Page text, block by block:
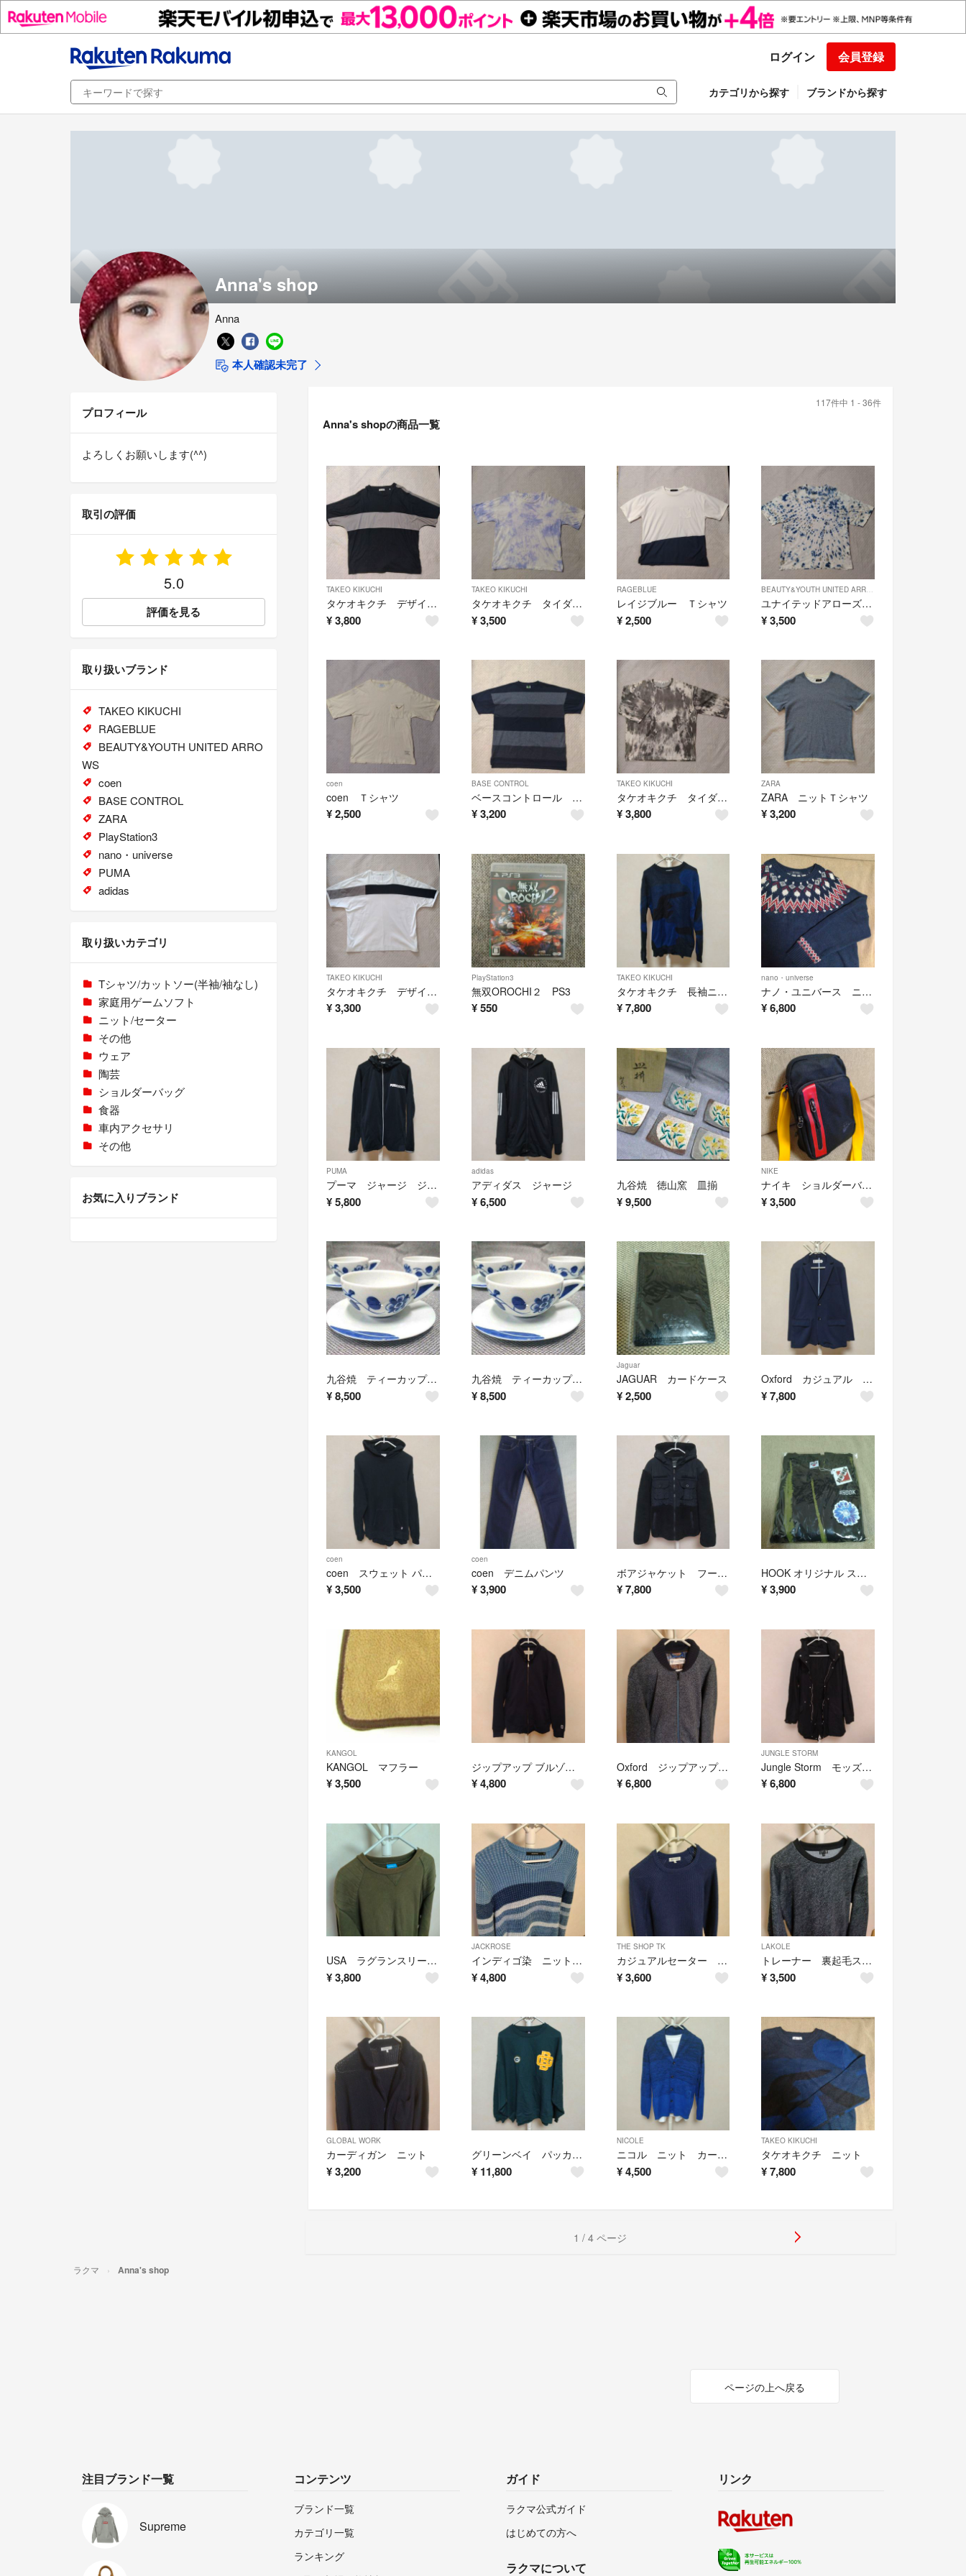
ログイン 会員登録
カテゴリから探す ブランドから探す
Anna's shop
Anna
本人確認未完了
117件中 1 - 36件
Anna's shopの商品一覧
TAKEO KIKUCHI
タケオキクチ デザインＴシャツ
¥3,800
TAKEO KIKUCHI
タケオキクチ タイダイＴシャツ
¥3,500
RAGEBLUE
レイジブルー Ｔシャツ
¥ 2,500
BEAUTY&YOUTH UNITED ARROWS
ユナイテッドアローズ Ｔシャツ
¥3,500
coen
coen Ｔシャツ
¥2,500
BASE CONTROL
ベースコントロール Ｔシャツ
¥3,200
TAKEO KIKUCHI
タケオキクチ タイダイＴシャツ
¥ 3,800
ZARA
ZARA ニットＴシャツ
¥3,200
TAKEO KIKUCHI
タケオキクチ デザインＴシャツ
¥3,300
PlayStation3
無双OROCHI２ PS3
¥550
TAKEO KIKUCHI
タケオキクチ 長袖ニットセーター
¥ 7,800
nano・universe
ナノ・ユニバース ニットセーター
¥6,800
PUMA
プーマ ジャージ ジャケット
¥5,800
adidas
アディダス ジャージ
¥6,500
九谷焼 徳山窯 皿揃
¥ 9,500
NIKE
ナイキ ショルダーバッグ
¥3,500
九谷焼 ティーカップ ソーサー
¥8,500
九谷焼 ティーカップ ソーサー
¥8,500
Jaguar
JAGUAR カードケース
¥ 2,500
Oxford カジュアル ジャケット
¥7,800
coen
coen スウェット パーカー
¥3,500
coen
coen デニムパンツ
¥3,900
ボアジャケット フーディー
¥ 7,800
HOOK オリジナル スウェット
¥3,900
KANGOL
KANGOL マフラー
¥3,500
ジップアップ ブルゾン ジャケット
¥4,800
Oxford ジップアップ ブルゾン ジャケット
¥ 6,800
JUNGLE STORM
Jungle Storm モッズコート
¥6,800
USA ラグランスリーブ トレーナー
¥3,800
JACKROSE
インディゴ染 ニット セーター
¥4,800
THE SHOP TK
カジュアルセーター ニット
¥ 3,600
LAKOLE
トレーナー 裏起毛スウェット
¥3,500
GLOBAL WORK
カーディガン ニット
¥3,200
グリーンベイ パッカーズ 長袖シャツ
¥ 11,800
NICOLE
ニコル ニット カーディガン
¥ 4,500
TAKEO KIKUCHI
タケオキクチ ニット
¥7,800
1 / 4 ページ
プロフィール
よろしくお願いします(^^)
取引の評価
5.0
評価を見る
取り扱いブランド
TAKEO KIKUCHI
RAGEBLUE
BEAUTY&YOUTH UNITED ARRO
WS
coen
BASE CONTROL
ZARA
PlayStation3
nano・universe
PUMA
adidas
取り扱いカテゴリ
Tシャツ/カットソー(半袖/袖なし)
家庭用ゲームソフト
ニット/セーター
その他
ウェア
陶芸
ショルダーバッグ
食器
車内アクセサリ
その他
お気に入りブランド
ラクマ Anna's shop
ページの上へ戻る
注目ブランド一覧
Supreme
コンテンツ
ブランド一覧
カテゴリ一覧
ランキング
ガイド
ラクマ公式ガイド
はじめての方へ
ラクマについて
リンク